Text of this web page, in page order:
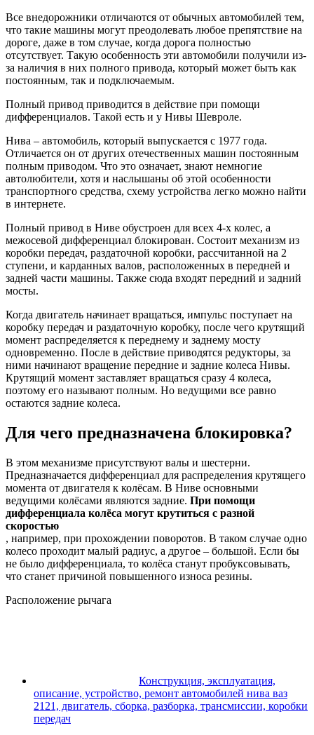
Все внедорожники отличаются от обычных автомобилей тем,
что такие машины могут преодолевать любое препятствие на
дороге, даже в том случае, когда дорога полностью
отсутствует. Такую особенность эти автомобили получили из-
за наличия в них полного привода, который может быть как
постоянным, так и подключаемым.
Полный привод приводится в действие при помощи
дифференциалов. Такой есть и у Нивы Шевроле.
Нива – автомобиль, который выпускается с 1977 года.
Отличается он от других отечественных машин постоянным
полным приводом. Что это означает, знают немногие
автолюбители, хотя и наслышаны об этой особенности
транспортного средства, схему устройства легко можно найти
в интернете.
Полный привод в Ниве обустроен для всех 4-х колес, а
межосевой дифференциал блокирован. Состоит механизм из
коробки передач, раздаточной коробки, рассчитанной на 2
ступени, и карданных валов, расположенных в передней и
задней части машины. Также сюда входят передний и задний
мосты.
Когда двигатель начинает вращаться, импульс поступает на
коробку передач и раздаточную коробку, после чего крутящий
момент распределяется к переднему и заднему мосту
одновременно. После в действие приводятся редукторы, за
ними начинают вращение передние и задние колеса Нивы.
Крутящий момент заставляет вращаться сразу 4 колеса,
поэтому его называют полным. Но ведущими все равно
остаются задние колеса.
Для чего предназначена блокировка?
В этом механизме присутствуют валы и шестерни.
Предназначается дифференциал для распределения крутящего
момента от двигателя к колёсам. В Ниве основными
ведущими колёсами являются задние. При помощи
дифференциала колёса могут крутиться с разной
скоростью
, например, при прохождении поворотов. В таком случае одно
колесо проходит малый радиус, а другое – большой. Если бы
не было дифференциала, то колёса станут пробуксовывать,
что станет причиной повышенного износа резины.
Расположение рычага
Конструкция, эксплуатация,
описание, устройство, ремонт автомобилей нива ваз
2121, двигатель, сборка, разборка, трансмиссии, коробки
передач